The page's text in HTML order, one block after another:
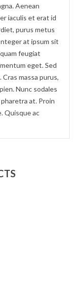
Aenean
iaculis et erat id
purus metus
at ipsum sit
feugiat
eget. Sed
massa purus,
Nunc sodales
at. Proin
Quisque ac